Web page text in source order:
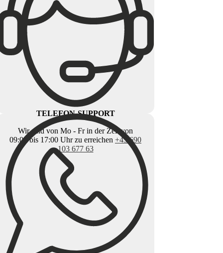
TELEFON-SUPPORT
Wir sind von Mo - Fr in der Zeit von
09:00 bis 17:00 Uhr zu erreichen +43 690
103 677 63